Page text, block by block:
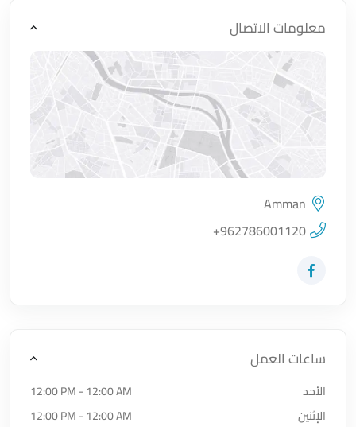
معلومات الاتصال
اضغط لتحميل الموقع
Amman
+962786001120
زيارة حساب المتجر على Facebook-f
ساعات العمل
الأحد
12:00 PM - 12:00 AM
الإثنين
12:00 PM - 12:00 AM